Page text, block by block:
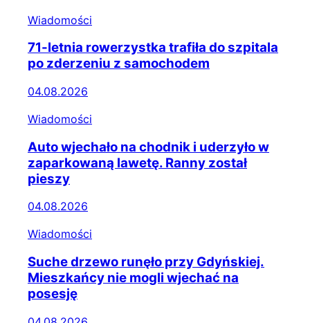
Wiadomości
71-letnia rowerzystka trafiła do szpitala
po zderzeniu z samochodem
04.08.2026
Wiadomości
Auto wjechało na chodnik i uderzyło w
zaparkowaną lawetę. Ranny został
pieszy
04.08.2026
Wiadomości
Suche drzewo runęło przy Gdyńskiej.
Mieszkańcy nie mogli wjechać na
posesję